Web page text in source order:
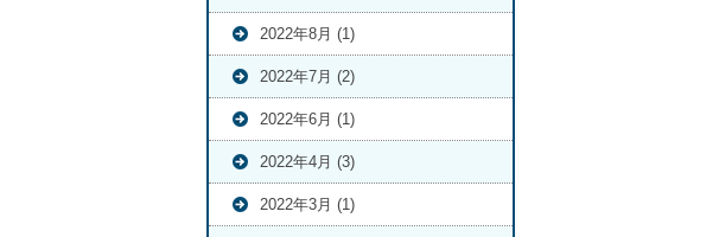
2022年8月 (1)
2022年7月 (2)
2022年6月 (1)
2022年4月 (3)
2022年3月 (1)